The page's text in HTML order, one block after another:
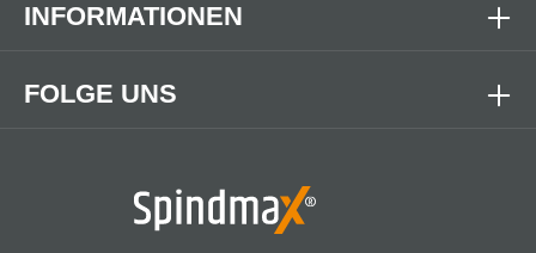
FOLGE UNS
INFORMATIONEN